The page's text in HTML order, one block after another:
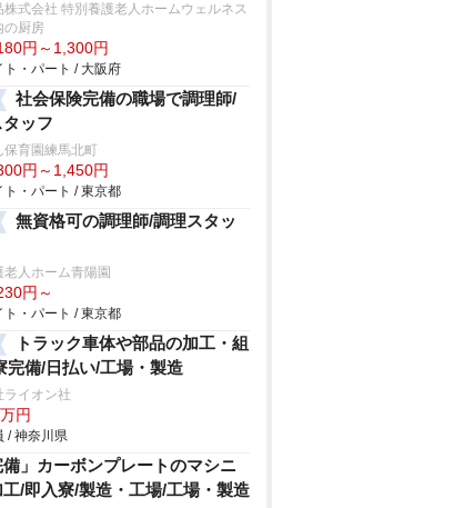
株式会社 特別養護老人ホームウェルネス
の厨房
円～1,300円
ト・パート / 大阪府
社会保険完備の職場で調理師/
ッフ
保育園練馬北町
円～1,450円
ト・パート / 東京都
無資格可の調理師/調理スタッ
老人ホーム青陽園
円～
ト・パート / 東京都
トラック車体や部品の加工・組
完備/日払い/工場・製造
ライオン社
円
/ 神奈川県
備」カーボンプレートのマシニ
工/即入寮/製造・工場/工場・製造